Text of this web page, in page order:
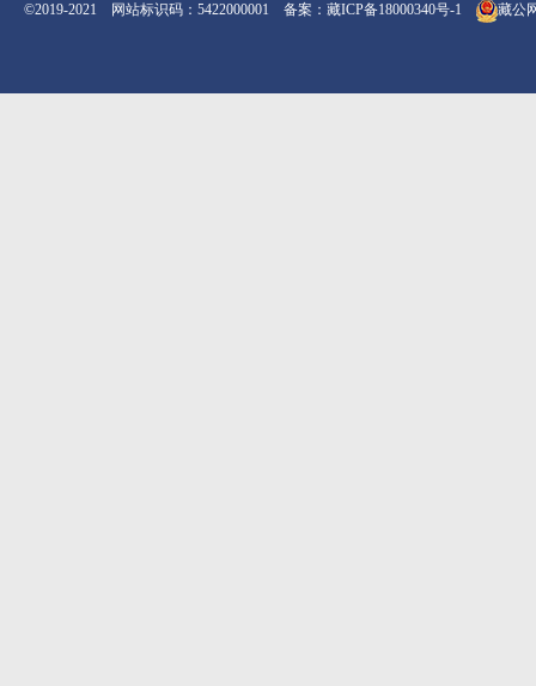
©2019-2021 网站标识码：5422000001 备案： 藏ICP备18000340号-1 藏公